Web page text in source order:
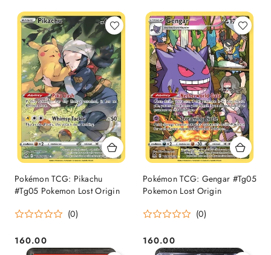
Pokémon TCG: Pikachu
#Tg05 Pokemon Lost Origin
(0)
Cena:
160.00
Pokémon TCG: Gengar #Tg05
Pokemon Lost Origin
(0)
Cena:
160.00